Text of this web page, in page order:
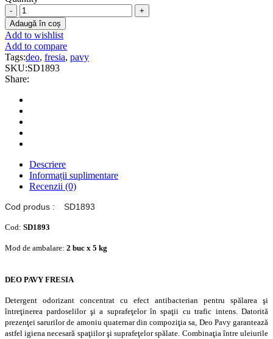
DEO
PAVY
FRESIA
-
Detergent
odorizant
concentrat
cu
efect
antibacterian
quantity
Adaugă în coș
Add to wishlist
Add to compare
Tags:deo, fresia, pavy
SKU:SD1893
Share:
Descriere
Informații suplimentare
Recenzii (0)
Cod produs : SD1893
Cod: SD1893
Mod de ambalare: 2 buc x 5 kg
DEO PAVY FRESIA
Detergent odorizant concentrat cu efect antibacterian pentru spălarea şi
întreţinerea pardoselilor şi a suprafeţelor în spaţii cu trafic intens. Datorită
prezenţei sarurilor de amoniu quaternar din compoziţia sa, Deo Pavy garantează
astfel igiena necesară spaţiilor şi suprafeţelor spălate. Combinaţia între uleiurile